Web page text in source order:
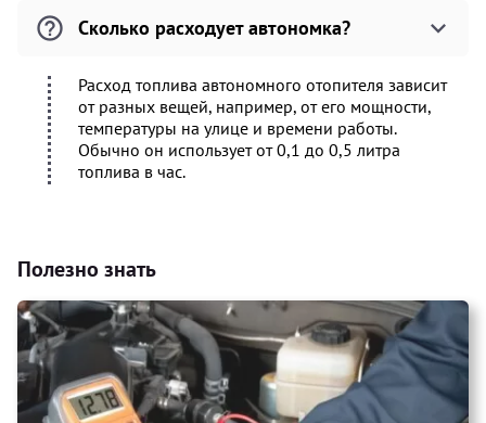
Сколько расходует автономка?
Расход топлива автономного отопителя зависит
от разных вещей, например, от его мощности,
температуры на улице и времени работы.
Обычно он использует от 0,1 до 0,5 литра
топлива в час.
Полезно знать